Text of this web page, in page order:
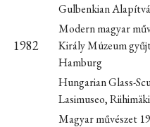
Gulbenkian
1982
Modern magyar
Király Múzeum
Hamburg
Hungarian Glass-
Lasimuseo,
Magyar művészet